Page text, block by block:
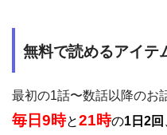
無料で読めるアイテ
最初の1話〜数話以降のお
毎日9時と21時の1日2回